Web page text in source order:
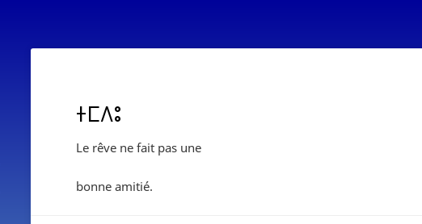
ⵜⵎⴷⵓ
Le rêve ne fait pas une
bonne amitié.